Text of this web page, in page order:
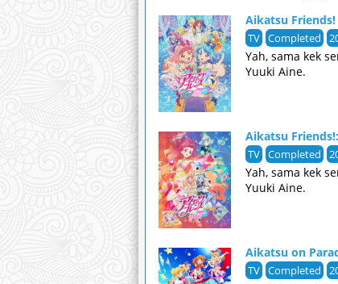
Sementara
untuk bertahan
Aikatsu Friends!
TV Completed
Yah, sama kek
Yuuki Aine.
Aikatsu
TV Completed
Yah, sama kek
Yuuki Aine.
Aikatsu on
TV Completed